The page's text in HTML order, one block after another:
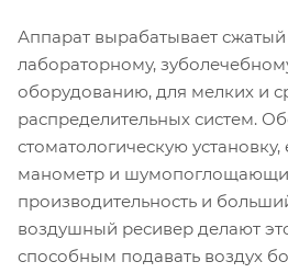
Аппарат вырабатывает сжатый
лабораторному,
оборудованию, для мелких и
распределительных систем.
стоматологическую установку,
манометр и
производительность и
воздушный ресивер делают
способным подавать воздух